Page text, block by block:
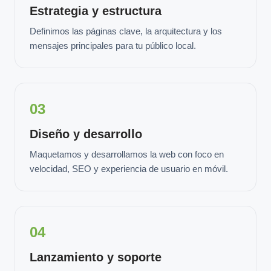
Estrategia y estructura
Definimos las páginas clave, la arquitectura y los
mensajes principales para tu público local.
03
Diseño y desarrollo
Maquetamos y desarrollamos la web con foco en
velocidad, SEO y experiencia de usuario en móvil.
04
Lanzamiento y soporte